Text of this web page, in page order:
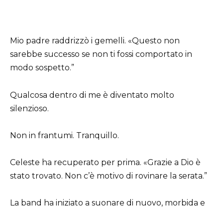
Mio padre raddrizzò i gemelli. «Questo non
sarebbe successo se non ti fossi comportato in
modo sospetto.”
Qualcosa dentro di me è diventato molto
silenzioso.
Non in frantumi. Tranquillo.
Celeste ha recuperato per prima. «Grazie a Dio è
stato trovato. Non c’è motivo di rovinare la serata.”
La band ha iniziato a suonare di nuovo, morbida e